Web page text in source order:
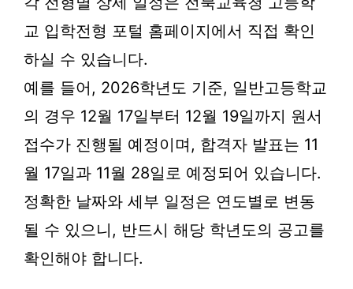
교 입학전형 포털 홈페이지에서 직접 확인
하실 수 있습니다.
예를 들어, 2026학년도 기준, 일반고등학교
의 경우 12월 17일부터 12월 19일까지 원서
접수가 진행될 예정이며, 합격자 발표는 11
월 17일과 11월 28일로 예정되어 있습니다.
정확한 날짜와 세부 일정은 연도별로 변동
될 수 있으니, 반드시 해당 학년도의 공고를
확인해야 합니다.